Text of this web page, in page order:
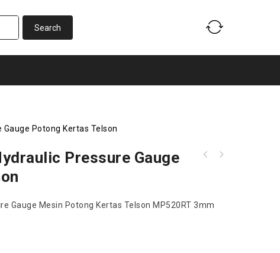
Potong Kertas Telson
Pressure Gauge
Gauge Mesin Potong Kertas Telson MP520RT 3mm